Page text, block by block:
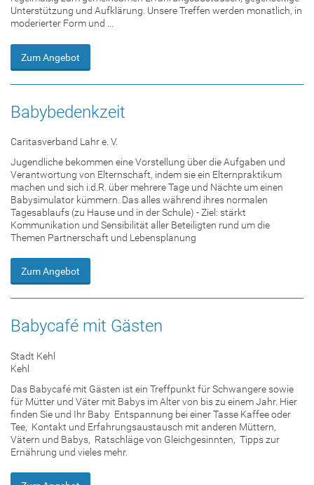
Unterstützung und Aufklärung. Unsere Treffen werden monatlich, in
moderierter Form und ...
Zum Angebot
Babybedenkzeit
Caritasverband Lahr e. V.
Jugendliche bekommen eine Vorstellung über die Aufgaben und
Verantwortung von Elternschaft, indem sie ein Elternpraktikum
machen und sich i.d.R. über mehrere Tage und Nächte um einen
Babysimulator kümmern. Das alles während ihres normalen
Tagesablaufs (zu Hause und in der Schule) - Ziel: stärkt
Kommunikation und Sensibilität aller Beteiligten rund um die
Themen Partnerschaft und Lebensplanung
Zum Angebot
Babycafé mit Gästen
Stadt Kehl
Kehl
Das Babycafé mit Gästen ist ein Treffpunkt für Schwangere sowie
für Mütter und Väter mit Babys im Alter von bis zu einem Jahr. Hier
finden Sie und Ihr Baby  Entspannung bei einer Tasse Kaffee oder
Tee,  Kontakt und Erfahrungsaustausch mit anderen Müttern,
Vätern und Babys,  Ratschläge von Gleichgesinnten,  Tipps zur
Ernährung und vieles mehr.